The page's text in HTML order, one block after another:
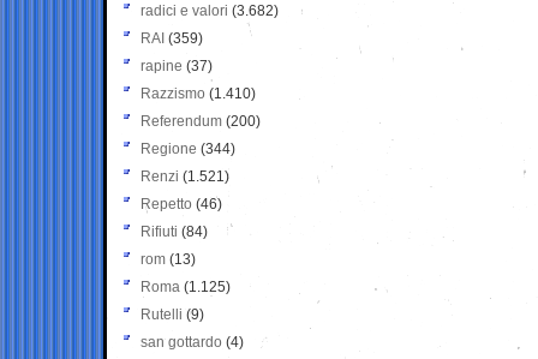
radici e valori (3.682)
RAI (359)
rapine (37)
Razzismo (1.410)
Referendum (200)
Regione (344)
Renzi (1.521)
Repetto (46)
Rifiuti (84)
rom (13)
Roma (1.125)
Rutelli (9)
san gottardo (4)